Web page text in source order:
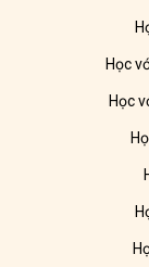
Học
Học